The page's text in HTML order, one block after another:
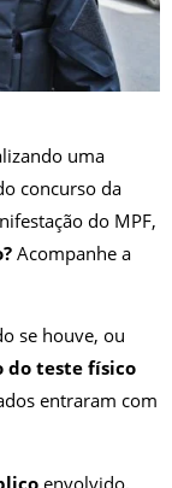
uma
concurso da
do MPF,
Acompanhe a
se houve, ou
do teste físico
entraram com
envolvido,